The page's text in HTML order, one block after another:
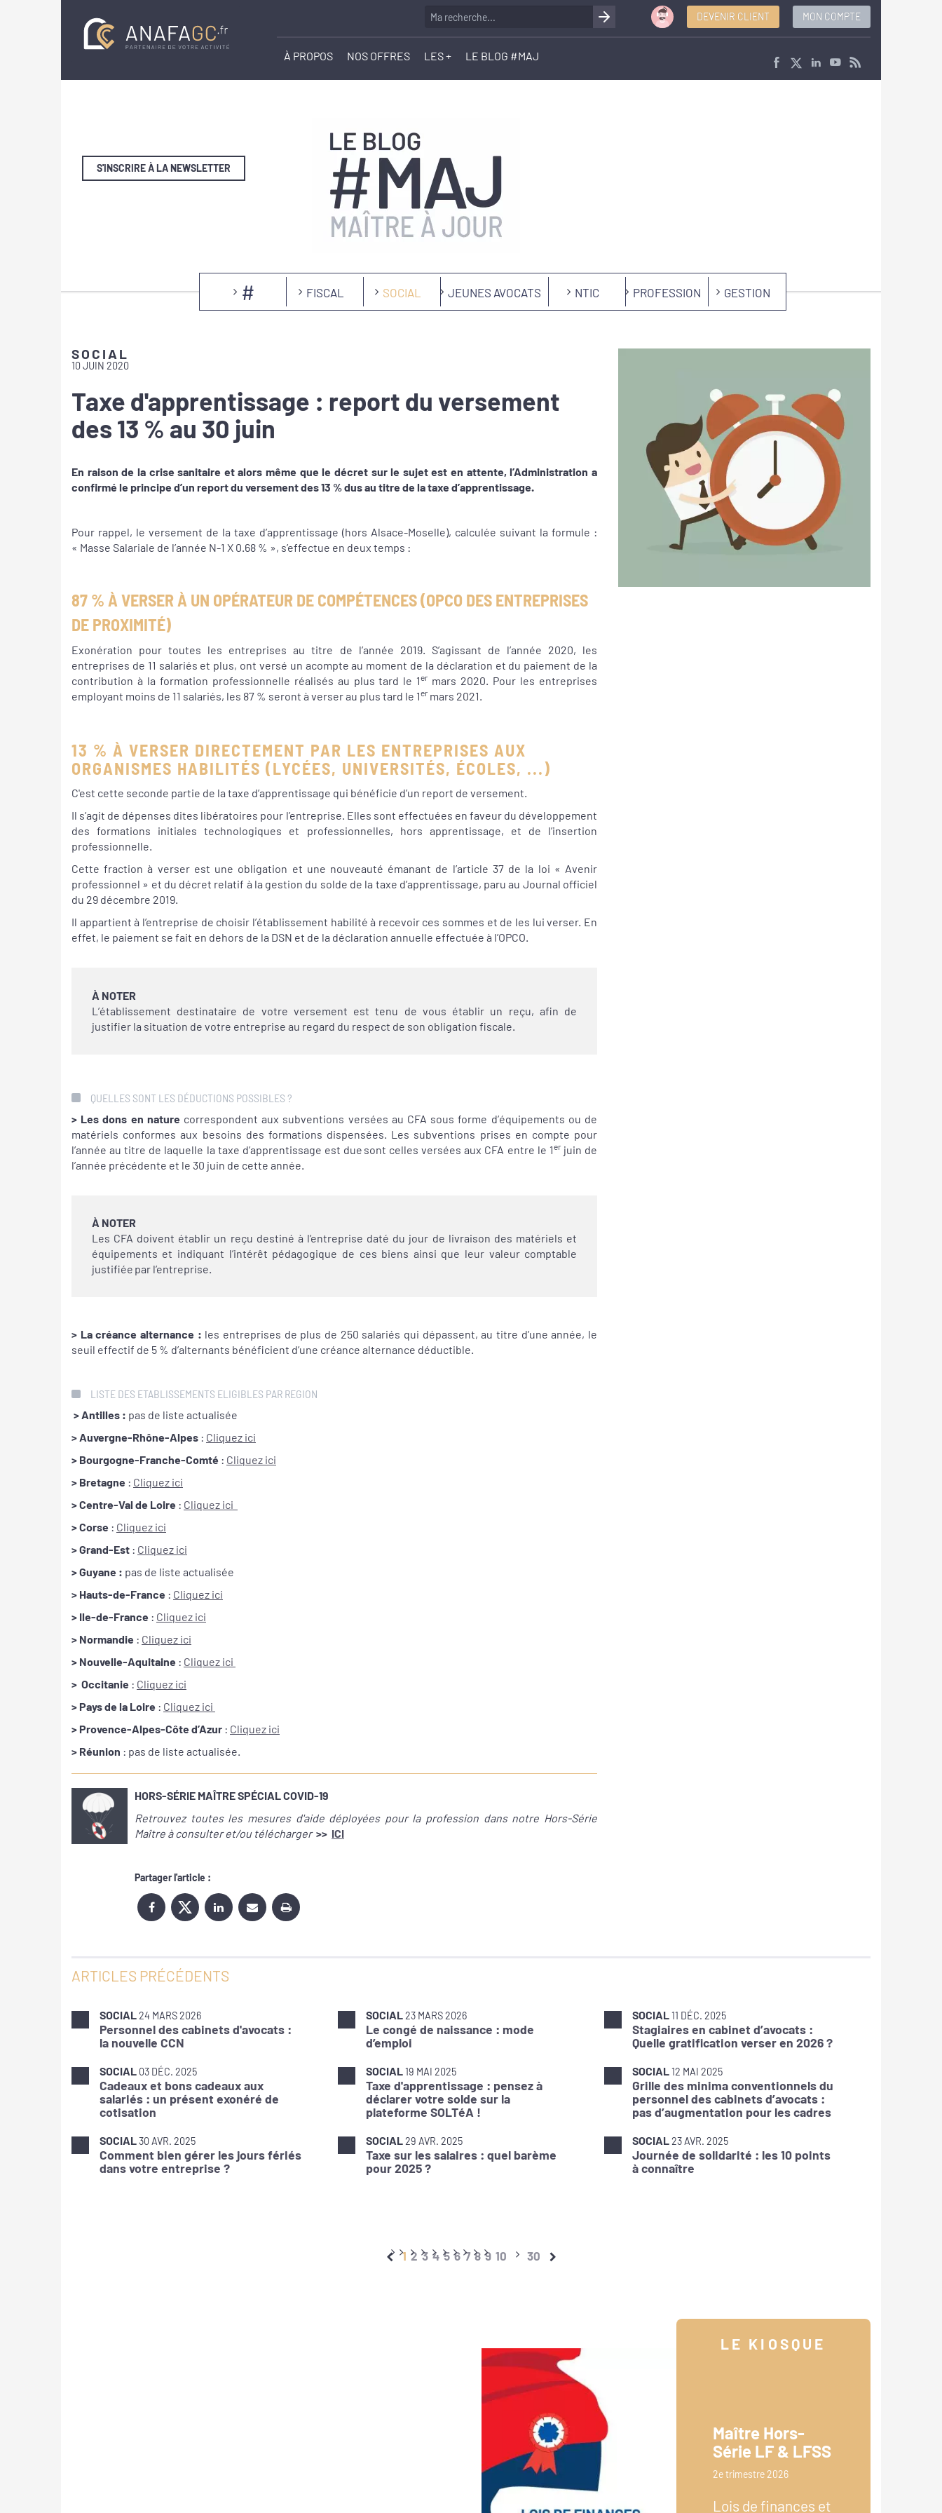
DEVENIR CLIENT MON COMPTE
À PROPOS NOS OFFRES LES + LE BLOG #MAJ
S'INSCRIRE À LA NEWSLETTER
# FISCAL SOCIAL JEUNES AVOCATS NTIC PROFESSION GESTION
SOCIAL
10 JUIN 2020
Taxe d'apprentissage : report du versement
des 13 % au 30 juin
En raison de la crise sanitaire et alors même que le décret sur le sujet est en attente, l’Administration a
confirmé le principe d’un report du versement des 13 % dus au titre de la taxe d’apprentissage.
Pour rappel, le versement de la taxe d’apprentissage (hors Alsace-Moselle), calculée suivant la formule :
« Masse Salariale de l’année N-1 X 0.68 % », s’effectue en deux temps :
87 % À VERSER À UN OPÉRATEUR DE COMPÉTENCES (OPCO DES ENTREPRISES
DE PROXIMITÉ)
Exonération pour toutes les entreprises au titre de l’année 2019. S’agissant de l’année 2020, les
entreprises de 11 salariés et plus, ont versé un acompte au moment de la déclaration et du paiement de la
contribution à la formation professionnelle réalisés au plus tard le 1er mars 2020. Pour les entreprises
employant moins de 11 salariés, les 87 % seront à verser au plus tard le 1er mars 2021.
13 % À VERSER DIRECTEMENT PAR LES ENTREPRISES AUX
ORGANISMES HABILITÉS (LYCÉES, UNIVERSITÉS, ÉCOLES, ...)
C'est cette seconde partie de la taxe d’apprentissage qui bénéficie d’un report de versement.
Il s’agit de dépenses dites libératoires pour l’entreprise. Elles sont effectuées en faveur du développement
des formations initiales technologiques et professionnelles, hors apprentissage, et de l’insertion
professionnelle.
Cette fraction à verser est une obligation et une nouveauté émanant de l’article 37 de la loi « Avenir
professionnel » et du décret relatif à la gestion du solde de la taxe d’apprentissage, paru au Journal officiel
du 29 décembre 2019.
Il appartient à l’entreprise de choisir l’établissement habilité à recevoir ces sommes et de les lui verser. En
effet, le paiement se fait en dehors de la DSN et de la déclaration annuelle effectuée à l’OPCO.
À NOTER
L’établissement destinataire de votre versement est tenu de vous établir un reçu, afin de
justifier la situation de votre entreprise au regard du respect de son obligation fiscale.
QUELLES SONT LES DÉDUCTIONS POSSIBLES ?
> Les dons en nature correspondent aux subventions versées au CFA sous forme d’équipements ou de
matériels conformes aux besoins des formations dispensées. Les subventions prises en compte pour
l’année au titre de laquelle la taxe d’apprentissage est due sont celles versées aux CFA entre le 1erjuin de
l’année précédente et le 30 juin de cette année.
À NOTER
Les CFA doivent établir un reçu destiné à l’entreprise daté du jour de livraison des matériels et
équipements et indiquant l’intérêt pédagogique de ces biens ainsi que leur valeur comptable
justifiée par l’entreprise.
> La créance alternance : les entreprises de plus de 250 salariés qui dépassent, au titre d’une année, le
seuil effectif de 5 % d’alternants bénéficient d’une créance alternance déductible.
LISTE DES ETABLISSEMENTS ELIGIBLES PAR REGION
> Antilles : pas de liste actualisée
> Auvergne-Rhône-Alpes : Cliquez ici
> Bourgogne-Franche-Comté : Cliquez ici
> Bretagne : Cliquez ici
> Centre-Val de Loire : Cliquez ici
> Corse : Cliquez ici
> Grand-Est : Cliquez ici
> Guyane : pas de liste actualisée
> Hauts-de-France : Cliquez ici
> Ile-de-France : Cliquez ici
> Normandie : Cliquez ici
> Nouvelle-Aquitaine : Cliquez ici
> Occitanie : Cliquez ici
> Pays de la Loire : Cliquez ici
> Provence-Alpes-Côte d’Azur : Cliquez ici
> Réunion : pas de liste actualisée.
HORS-SÉRIE MAÎTRE SPÉCIAL COVID-19
Retrouvez toutes les mesures d'aide déployées pour la profession dans notre Hors-Série
Maître à consulter et/ou télécharger >> ICI
Partager l'article :
ARTICLES PRÉCÉDENTS
SOCIAL24 MARS 2026
Personnel des cabinets d'avocats :
la nouvelle CCN
SOCIAL23 MARS 2026
Le congé de naissance : mode
d’emploi
SOCIAL11 DÉC. 2025
Stagiaires en cabinet d’avocats :
Quelle gratification verser en 2026 ?
SOCIAL 03 DÉC. 2025
Cadeaux et bons cadeaux aux
salariés : un présent exonéré de
cotisation
SOCIAL19 MAI 2025
Taxe d'apprentissage : pensez à
déclarer votre solde sur la
plateforme SOLTéA !
SOCIAL12 MAI 2025
Grille des minima conventionnels du
personnel des cabinets d’avocats :
pas d’augmentation pour les cadres
SOCIAL30 AVR. 2025
Comment bien gérer les jours fériés
dans votre entreprise ?
SOCIAL29 AVR. 2025
Taxe sur les salaires : quel barème
pour 2025 ?
SOCIAL23 AVR. 2025
Journée de solidarité : les 10 points
à connaître
1 2 3 4 5 6 7 8 9 10 30
LE KIOSQUE
Maître Hors-
Série LF & LFSS
2e trimestre 2026
Lois de finances et